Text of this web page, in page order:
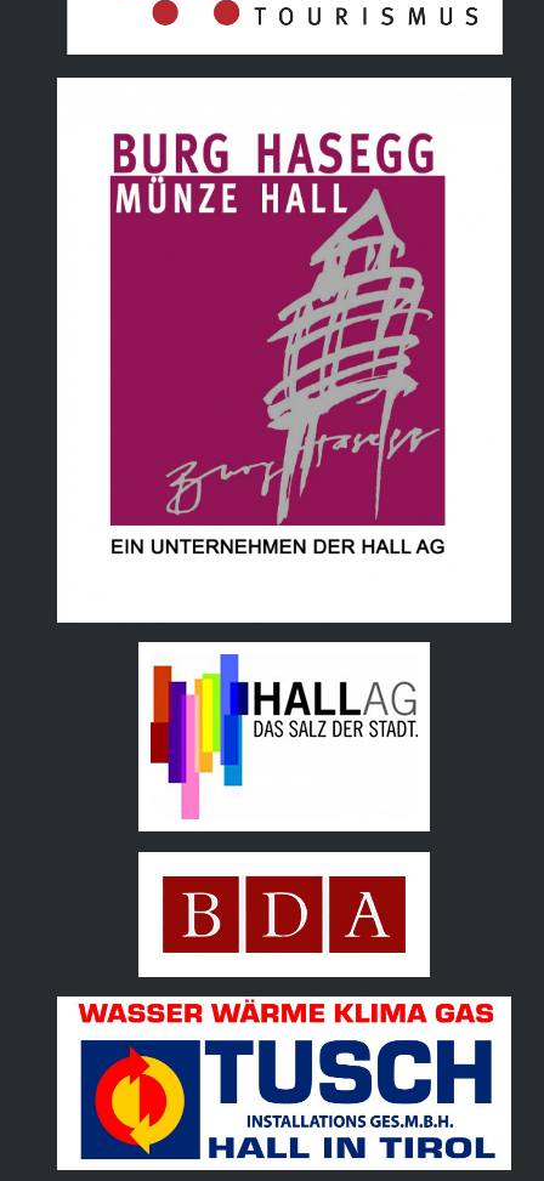
Bundesdenkmalamt